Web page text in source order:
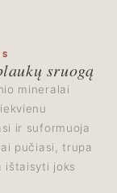
sruogą
mineralai
ir suformuoja
pučiasi, trupa
ištaisyti joks